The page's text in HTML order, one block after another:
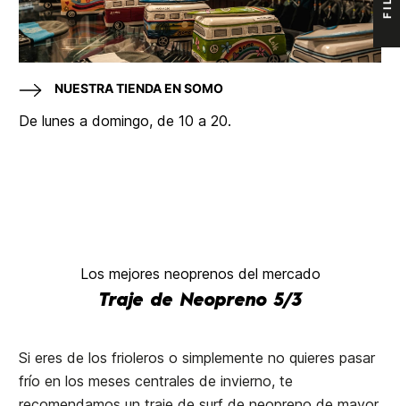
NUESTRA TIENDA EN SOMO
De lunes a domingo, de 10 a 20.
Los mejores neoprenos del mercado
Traje de Neopreno 5/3
Si eres de los frioleros o simplemente no quieres pasar
frío en los meses centrales de invierno, te